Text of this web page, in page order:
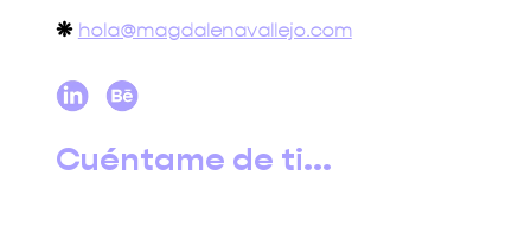
❋ hola@magdalenavallejo.com
Cuéntame de ti...